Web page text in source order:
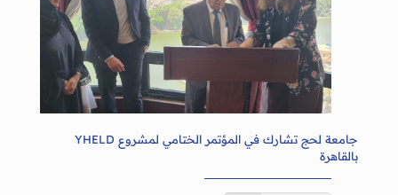
جامعة لحج تشارك في المؤتمر الختامي لمشروع YHELD
بالقاهرة